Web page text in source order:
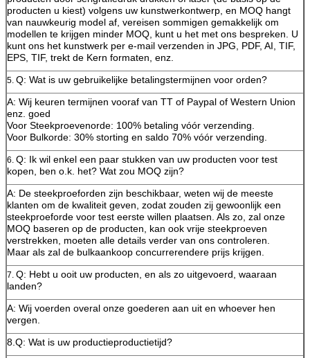
producten u kiest) volgens uw kunstwerkontwerp, en MOQ hangt
van nauwkeurig model af, vereisen sommigen gemakkelijk om
modellen te krijgen minder MOQ, kunt u het met ons bespreken. U
kunt ons het kunstwerk per e-mail verzenden in JPG, PDF, AI, TIF,
EPS, TIF, trekt de Kern formaten, enz.
5. Q: Wat is uw gebruikelijke betalingstermijnen voor orden?
A: Wij keuren termijnen vooraf van TT of Paypal of Western Union
enz. goed
Voor Steekproevenorde: 100% betaling vóór verzending.
Voor Bulkorde: 30% storting en saldo 70% vóór verzending.
6. Q: Ik wil enkel een paar stukken van uw producten voor test
kopen, ben o.k. het? Wat zou MOQ zijn?
A: De steekproeforden zijn beschikbaar, weten wij de meeste
klanten om de kwaliteit geven, zodat zouden zij gewoonlijk een
steekproeforde voor test eerste willen plaatsen. Als zo, zal onze
MOQ baseren op de producten, kan ook vrije steekproeven
verstrekken, moeten alle details verder van ons controleren.
Maar als zal de bulkaankoop concurrerendere prijs krijgen.
7. Q: Hebt u ooit uw producten, en als zo uitgevoerd, waaraan
landen?
A: Wij voerden overal onze goederen aan uit en whoever hen
vergen.
8.Q: Wat is uw productieproductietijd?